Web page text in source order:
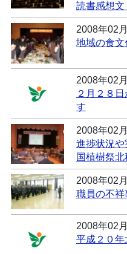
読書感想
2008年02
地域の食
2008年02
２月２８
す
2008年02
進捗状況
国植樹祭
2008年02
職員の不
2008年02
平成２０年